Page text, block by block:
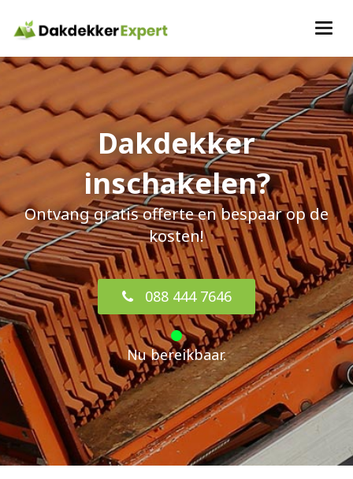
Dakdekker
inschakelen?
Ontvang gratis offerte en bespaar op de
kosten!
088 444 7646
Nu bereikbaar.